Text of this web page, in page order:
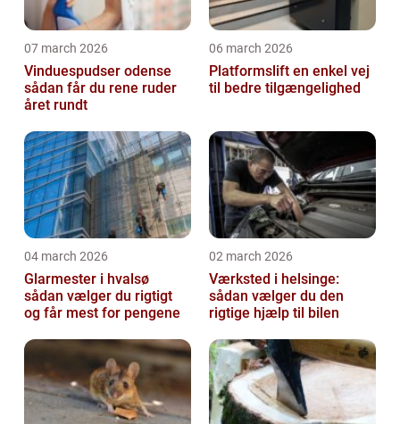
07 march 2026
Vinduespudser odense
sådan får du rene ruder
året rundt
06 march 2026
Platformslift en enkel vej
til bedre tilgængelighed
04 march 2026
Glarmester i hvalsø
sådan vælger du rigtigt
og får mest for pengene
02 march 2026
Værksted i helsinge:
sådan vælger du den
rigtige hjælp til bilen